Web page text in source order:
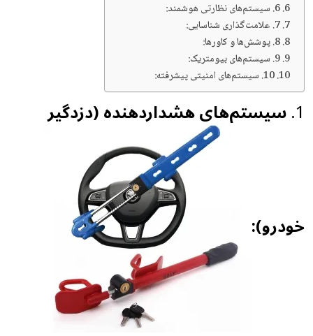
6. سیستم‌های نظارتی هوشمند:
7. علامت‌گذاری شناسایی:
8. پوشش‌ها و کاورها:
9. سیستم‌های بیومتریک:
10. سیستم‌های امنیتی پیشرفته:
سیستم‌های هشداردهنده (دزدگیر